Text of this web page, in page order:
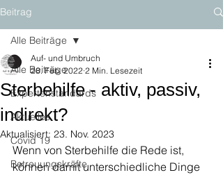
Beitrag
Alle Beiträge
Expertenstandards
Aktuelles
Covid 19
Betreuungskräfte
Alle Beiträge
Sterbehilfe - aktiv, passiv,
indirekt?
Auf- und Umbruch
28. Feb. 2022 2 Min. Lesezeit
Aktualisiert: 23. Nov. 2023
Wenn von Sterbehilfe die Rede ist,
können damit unterschiedliche Dinge